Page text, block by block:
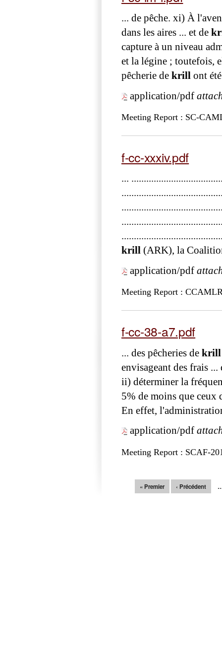
... de pêche. xi) À
dans les aires ... et de
capture à un niveau
et la légine ; toutefois,
pêcherie de krill ont
application/pdf
Meeting Report : SC-
f-cc-xxxiv.pdf
...
krill (ARK), la
application/pdf
Meeting Report :
f-cc-38-a7.pdf
... des pêcheries de krill
envisageant des frais ...
ii) déterminer la
5% de moins que ceux
En effet,
application/pdf
Meeting Report : SCAF-
Pages« Premier ‹ Précédent